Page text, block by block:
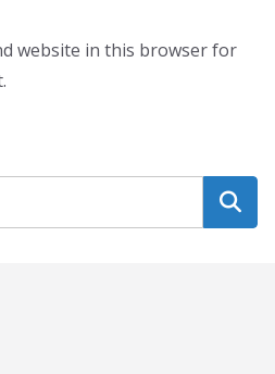
website in this browser for